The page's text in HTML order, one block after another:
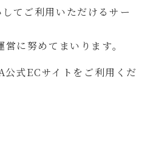
てご利用いただけるサー
に努めてまいります。
式ECサイトをご利用くだ